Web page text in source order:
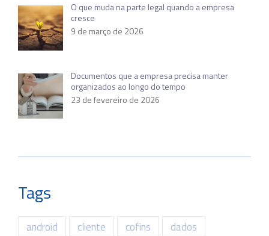
O que muda na parte legal quando a empresa
cresce
9 de março de 2026
Documentos que a empresa precisa manter
organizados ao longo do tempo
23 de fevereiro de 2026
Tags
android cliente cofins
dados